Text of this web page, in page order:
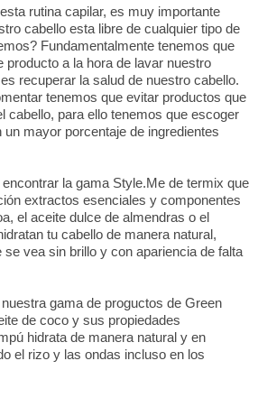
rutina capilar, es muy importante
cabello esta libre de cualquier tipo de
Fundamentalmente tenemos que
producto a la hora de lavar nuestro
recuperar la salud de nuestro cabello.
tenemos que evitar productos que
cabello, para ello tenemos que escoger
un mayor porcentaje de ingredientes
la gama Style.Me de termix que
extractos esenciales y componentes
el aceite dulce de almendras o el
tu cabello de manera natural,
se vea sin brillo y con apariencia de falta
gama de proguctos de Green
de coco y sus propiedades
hidrata de manera natural y en
el rizo y las ondas incluso en los